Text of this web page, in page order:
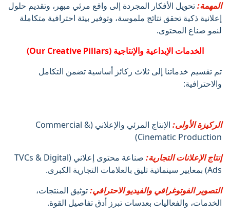
المهمة:تحويل الأفكار المجردة إلى واقع مرئي مبهر، وتقديم حلول
إعلانية ذكية تحقق نتائج ملموسة، وتوفير بيئة احترافية متكاملة
لنمو صناع المحتوى.
الخدمات الإبداعية والإنتاجية (Our Creative Pillars)
تم تقسيم خدماتنا إلى ثلاث ركائز أساسية تضمن التكامل
والاحترافية:
الركيزة الأولى:
الإنتاج المرئي والإعلاني (Commercial &
Cinematic Production)
إنتاج الإعلانات التجارية:
صناعة محتوى إعلاني (TVCs & Digital
Ads) بمعايير سينمائية تليق بالعلامات التجارية الكبرى.
التصوير الفوتوغرافي والفيديو الاحترافي:توثيق المنتجات،
الخدمات، والفعاليات بعدسات تبرز أدق تفاصيل القوة.